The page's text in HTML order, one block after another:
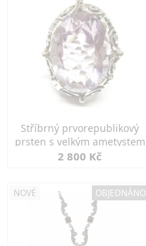
Stříbrný prvorepublikový
prsten s velkým ametystem
2 800 Kč
NOVÉ OBJEDNÁNO